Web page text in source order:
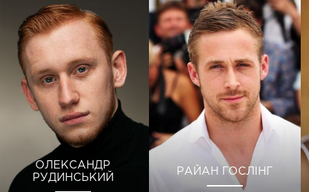
ОЛЕКСАНДР
РУДИНСЬКИЙ
РАЙАН ГОСЛІНГ